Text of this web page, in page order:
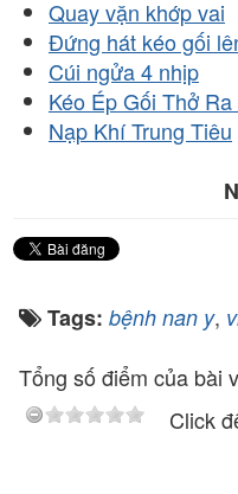
Quay vặn khớp vai
Đứng hát kéo gối
Cúi ngửa 4 nhịp
Kéo Ép Gối Thở
Nạp Khí Trung Tiêu
Tags: bệnh nan y,
Tổng số điểm của bài
Click